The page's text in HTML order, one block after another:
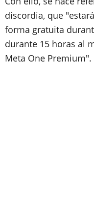
discordia, que
forma gratuita
durante 15 horas al
Meta One Premium".